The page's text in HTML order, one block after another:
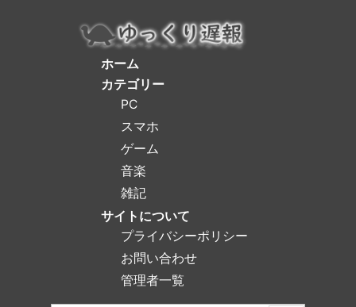
ホーム
カテゴリー
PC
スマホ
ゲーム
音楽
雑記
サイトについて
プライバシーポリシー
お問い合わせ
管理者一覧